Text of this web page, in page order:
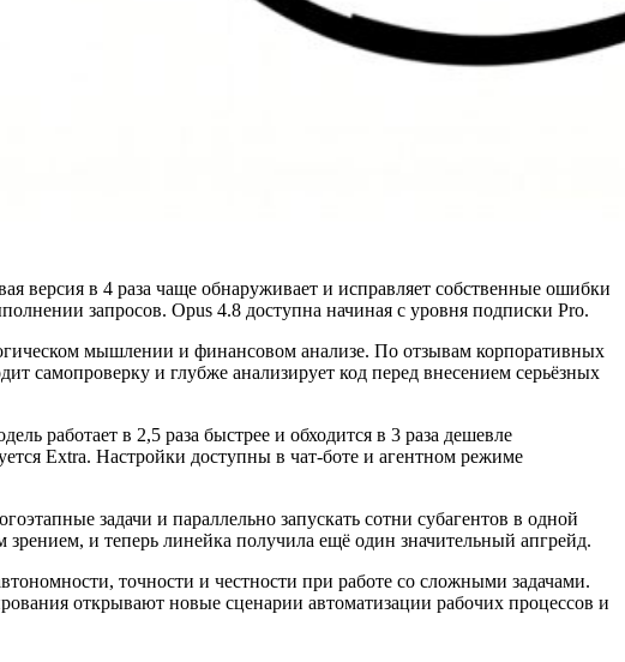
в 4 раза чаще обнаруживает и исправляет собственные ошибки
запросов. Opus 4.8 доступна начиная с уровня подписки Pro.
мышлении и финансовом анализе. По отзывам корпоративных
самопроверку и глубже анализирует код перед внесением серьёзных
работает в 2,5 раза быстрее и обходится в 3 раза дешевле
Extra. Настройки доступны в чат-боте и агентном режиме
задачи и параллельно запускать сотни субагентов в одной
и теперь линейка получила ещё один значительный апгрейд.
точности и честности при работе со сложными задачами.
открывают новые сценарии автоматизации рабочих процессов и